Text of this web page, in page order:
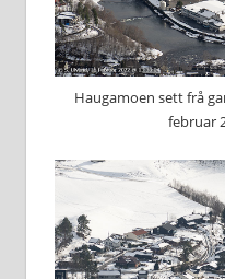
Haugamoen sett frå
februar